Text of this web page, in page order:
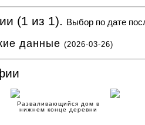
(1 из 1). Выбор по дате
данные (2026-03-26)
Разваливающийся дом в
нижнем конце деревни